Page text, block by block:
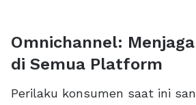
Omnichannel:
di Semua Platform
Perilaku konsumen saat ini